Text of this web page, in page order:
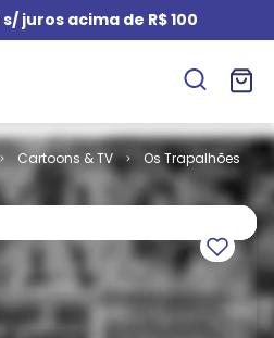
juros acima de R$ 100
Cartoons & TV
Os Trapalhões